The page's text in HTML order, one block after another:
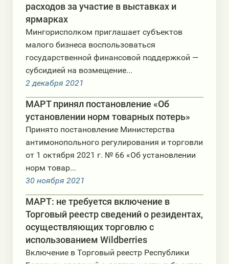
расходов за участие в выставках и
ярмарках
Мингорисполком приглашает субъектов
малого бизнеса воспользоваться
государственной финансовой поддержкой —
субсидией на возмещение...
2 декабря 2021
МАРТ принял постановление «Об
установлении норм товарных потерь»
Принято постановление Министерства
антимонопольного регулирования и торговли
от 1 октября 2021 г. № 66 «Об установлении
норм товар...
30 ноября 2021
МАРТ: не требуется включение в
Торговый реестр сведений о резидентах,
осуществляющих торговлю с
использованием Wildberries
Включение в Торговый реестр Республики